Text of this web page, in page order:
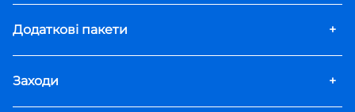
Додаткові пакети +
Заходи +